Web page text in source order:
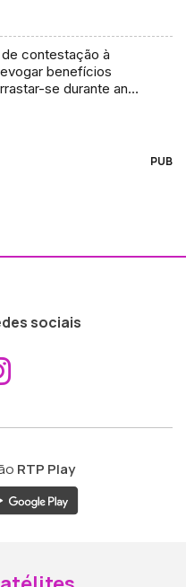
contestação à
benefícios
se durante anos
PUB
sociais
ao
RTP Play